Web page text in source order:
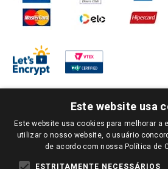
PARA VER OS PREÇOS DA SUA REGIÃO, FAÇA
SUA PREFERÊNCIA. SOMENTE APÓS O LOGIN,
LOJA SERÃO
TODOS OS PREÇOS E CONDIÇÕES COMERCIAIS
Este website usa
Este website usa cookies para melhorar a
utilizar o nosso website, o usuário
de acordo com nossa Política de
ESTRITAMENTE NECESSÁRIOS